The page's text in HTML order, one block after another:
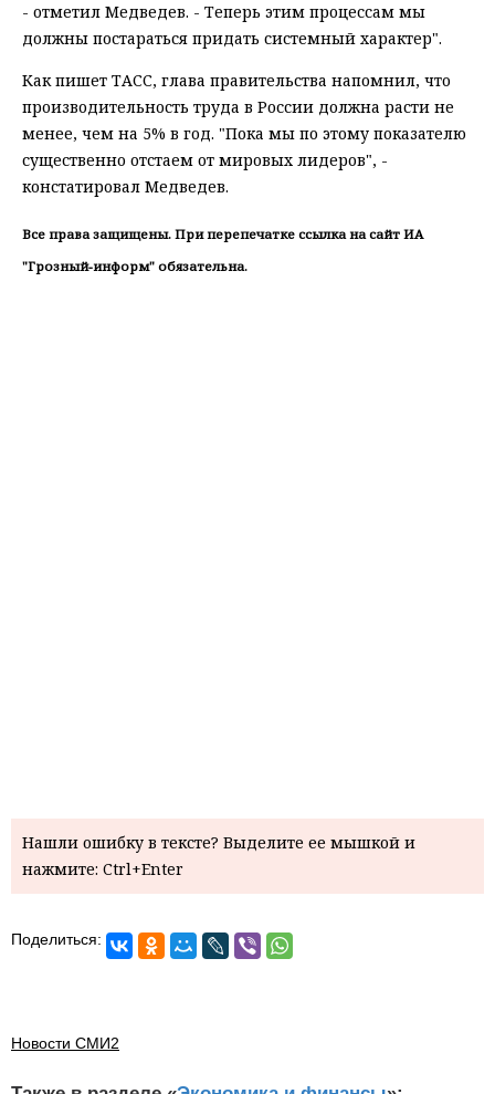
- отметил Медведев. - Теперь этим процессам мы
должны постараться придать системный характер".
Как пишет ТАСС, глава правительства напомнил, что
производительность труда в России должна расти не
менее, чем на 5% в год. "Пока мы по этому показателю
существенно отстаем от мировых лидеров", -
констатировал Медведев.
Все права защищены. При перепечатке ссылка на сайт ИА
"Грозный-информ" обязательна.
Нашли ошибку в тексте? Выделите ее мышкой и
нажмите: Ctrl+Enter
Поделиться:
Новости СМИ2